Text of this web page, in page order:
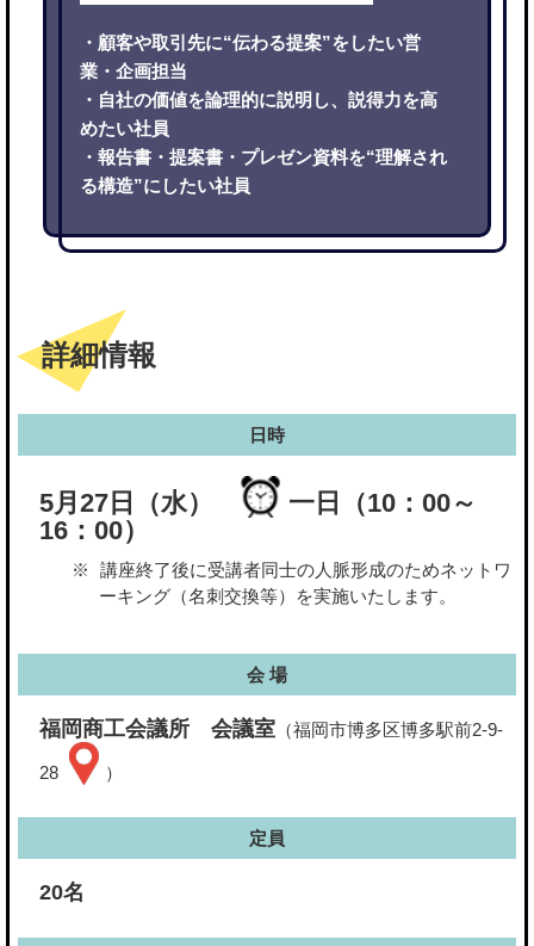
・顧客や取引先に“伝わる提案”をしたい営
業・企画担当
・自社の価値を論理的に説明し、説得力を高
めたい社員
・報告書・提案書・プレゼン資料を“理解され
る構造”にしたい社員
詳細情報
日時
5月27日（水）
一日（10：00～
16：00）
講座終了後に受講者同士の人脈形成のためネットワ
ーキング（名刺交換等）を実施いたします。
会 場
福岡商工会議所 会議室 （福岡市博多区博多駅前2-9-
28 ）
定員
20名